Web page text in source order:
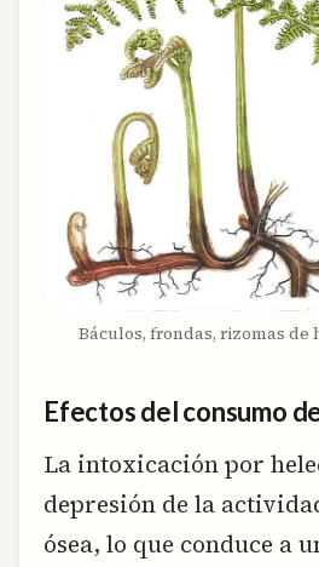
Báculos, frondas, rizomas de
Efectos del consumo
La intoxicación por
depresión de la
ósea, lo que conduce a